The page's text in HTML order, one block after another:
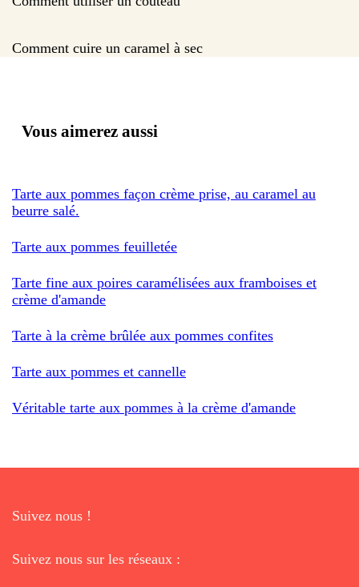
Comment cuire un caramel à sec
Vous aimerez aussi
Tarte aux pommes façon crème prise, au caramel au
beurre salé.
Tarte aux pommes feuilletée
Tarte fine aux poires caramélisées aux framboises et
crème d'amande
Tarte à la crème brûlée aux pommes confites
Tarte aux pommes et cannelle
Véritable tarte aux pommes à la crème d'amande
Suivez nous !
Suivez nous sur les réseaux :